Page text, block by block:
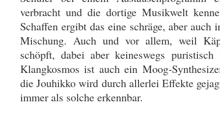
verbracht und die dortige Musikwelt
Schaffen ergibt das eine schräge, aber auch
Mischung. Auch und vor allem, weil
schöpft, dabei aber keineswegs
Klangkosmos ist auch ein Moog-
die Jouhikko wird durch allerlei Effekte
immer als solche erkennbar.